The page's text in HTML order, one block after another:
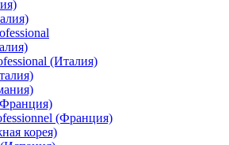
(Италия)
(Франция)
корея)